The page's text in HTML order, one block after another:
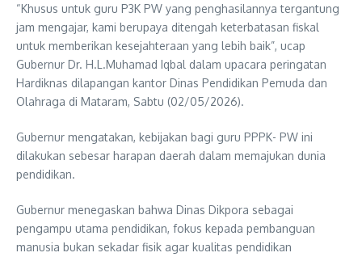
“Khusus untuk guru P3K PW yang penghasilannya tergantung
jam mengajar, kami berupaya ditengah keterbatasan fiskal
untuk memberikan kesejahteraan yang lebih baik”, ucap
Gubernur Dr. H.L.Muhamad Iqbal dalam upacara peringatan
Hardiknas dilapangan kantor Dinas Pendidikan Pemuda dan
Olahraga di Mataram, Sabtu (02/05/2026).
Gubernur mengatakan, kebijakan bagi guru PPPK- PW ini
dilakukan sebesar harapan daerah dalam memajukan dunia
pendidikan.
Gubernur menegaskan bahwa Dinas Dikpora sebagai
pengampu utama pendidikan, fokus kepada pembanguan
manusia bukan sekadar fisik agar kualitas pendidikan